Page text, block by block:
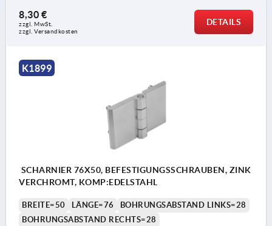
8,30 €
zzgl. MwSt.
zzgl. Versandkosten
DETAILS
K1899
SCHARNIER 76X50, BEFESTIGUNGSSCHRAUBEN, ZINK
VERCHROMT, KOMP:EDELSTAHL
BREITE=50 LÄNGE=76
BOHRUNGSABSTAND LINKS=28
BOHRUNGSABSTAND RECHTS=28